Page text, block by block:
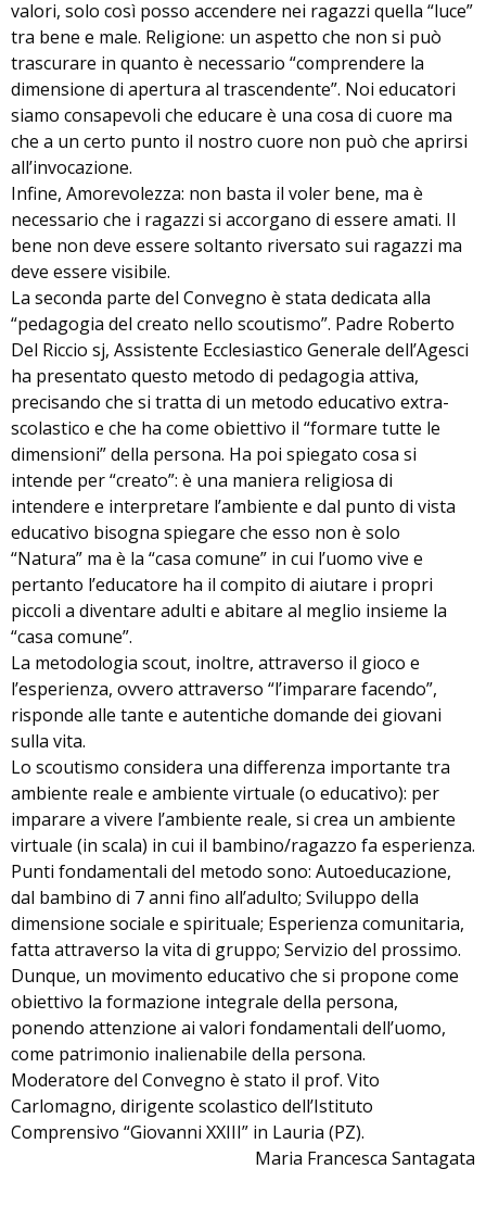
valori, solo così posso accendere nei ragazzi quella “luce”
tra bene e male. Religione: un aspetto che non si può
trascurare in quanto è necessario “comprendere la
dimensione di apertura al trascendente”. Noi educatori
siamo consapevoli che educare è una cosa di cuore ma
che a un certo punto il nostro cuore non può che aprirsi
all’invocazione.
Infine, Amorevolezza: non basta il voler bene, ma è
necessario che i ragazzi si accorgano di essere amati. Il
bene non deve essere soltanto riversato sui ragazzi ma
deve essere visibile.
La seconda parte del Convegno è stata dedicata alla
“pedagogia del creato nello scoutismo”. Padre Roberto
Del Riccio sj, Assistente Ecclesiastico Generale dell’Agesci
ha presentato questo metodo di pedagogia attiva,
precisando che si tratta di un metodo educativo extra-
scolastico e che ha come obiettivo il “formare tutte le
dimensioni” della persona. Ha poi spiegato cosa si
intende per “creato”: è una maniera religiosa di
intendere e interpretare l’ambiente e dal punto di vista
educativo bisogna spiegare che esso non è solo
“Natura” ma è la “casa comune” in cui l’uomo vive e
pertanto l’educatore ha il compito di aiutare i propri
piccoli a diventare adulti e abitare al meglio insieme la
“casa comune”.
La metodologia scout, inoltre, attraverso il gioco e
l’esperienza, ovvero attraverso “l’imparare facendo”,
risponde alle tante e autentiche domande dei giovani
sulla vita.
Lo scoutismo considera una differenza importante tra
ambiente reale e ambiente virtuale (o educativo): per
imparare a vivere l’ambiente reale, si crea un ambiente
virtuale (in scala) in cui il bambino/ragazzo fa esperienza.
Punti fondamentali del metodo sono: Autoeducazione,
dal bambino di 7 anni fino all’adulto; Sviluppo della
dimensione sociale e spirituale; Esperienza comunitaria,
fatta attraverso la vita di gruppo; Servizio del prossimo.
Dunque, un movimento educativo che si propone come
obiettivo la formazione integrale della persona,
ponendo attenzione ai valori fondamentali dell’uomo,
come patrimonio inalienabile della persona.
Moderatore del Convegno è stato il prof. Vito
Carlomagno, dirigente scolastico dell’Istituto
Comprensivo “Giovanni XXIII” in Lauria (PZ).
Maria Francesca Santagata